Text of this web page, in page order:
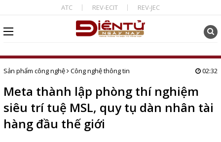
ATC REV-ECIT REV-JEC
Sản phẩm công nghệ Công nghệ thông tin 02:32
Meta thành lập phòng thí nghiệm
siêu trí tuệ MSL, quy tụ dàn nhân tài
hàng đầu thế giới